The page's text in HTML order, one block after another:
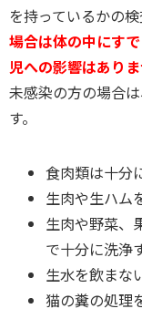
を持っているかの
場合は体の中にす
児への影響はありま
未感染の方の場合
す。
食肉類は十分
生肉や生ハム
生肉や野菜、
で十分に洗浄
生水を飲まな
猫の糞の処理